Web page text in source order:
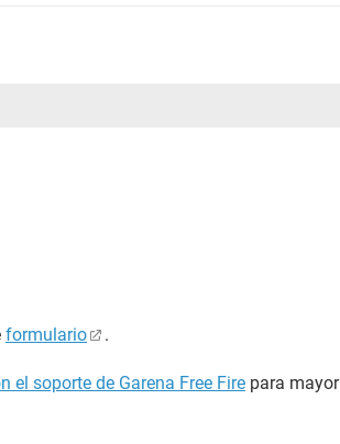
formulario .
el soporte de Garena Free Fire para mayor